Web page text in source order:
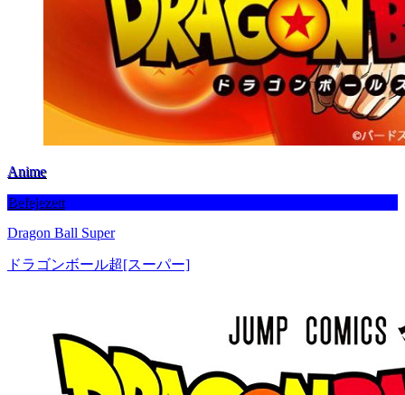
Anime
Befejezett
Dragon Ball Super
ドラゴンボール超[スーパー]